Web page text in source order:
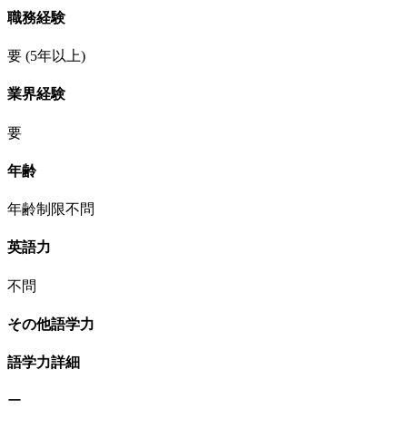
職務経験
要 (5年以上)
業界経験
要
年齢
年齢制限不問
英語力
不問
その他語学力
語学力詳細
ー